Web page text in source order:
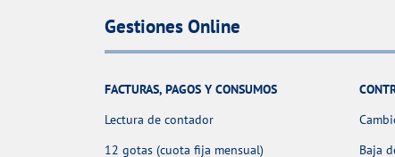
Gestiones Online
FACTURAS, PAGOS Y CONSUMOS
Lectura de contador
12 gotas (cuota fija mensual)
Baja